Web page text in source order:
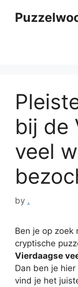
bij de
veel
by .
Ben je op zoek
cryptische
Vierdaagse
Dan ben je
vind je het